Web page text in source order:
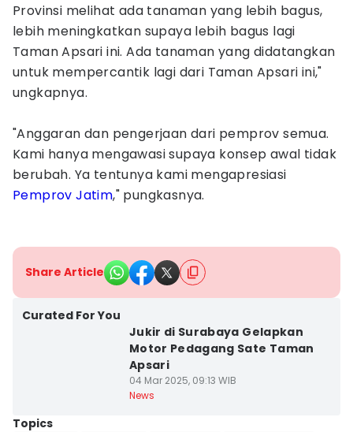
Provinsi melihat ada tanaman yang lebih bagus,
lebih meningkatkan supaya lebih bagus lagi
Taman Apsari ini. Ada tanaman yang didatangkan
untuk mempercantik lagi dari Taman Apsari ini,"
ungkapnya.
"Anggaran dan pengerjaan dari pemprov semua.
Kami hanya mengawasi supaya konsep awal tidak
berubah. Ya tentunya kami mengapresiasi
Pemprov Jatim," pungkasnya.
Share Article
Curated For You
Jukir di Surabaya Gelapkan
Motor Pedagang Sate Taman
Apsari
04 Mar 2025, 09:13 WIB
News
Topics